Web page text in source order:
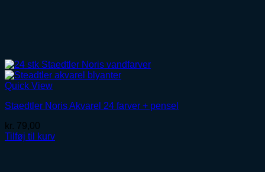
Quick View
Staedtler Noris Akvarel 24 farver + pensel
kr. 79,00
Tilføj til kurv